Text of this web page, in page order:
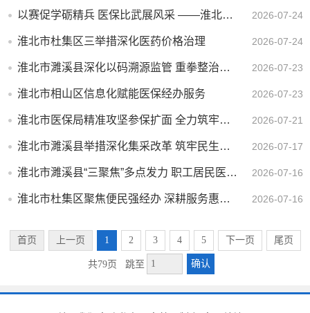
以赛促学砺精兵 医保比武展风采 ——淮北市医保系统练兵比武大赛圆满举办 2026-07-24
淮北市杜集区三举措深化医药价格治理 2026-07-24
淮北市濉溪县深化以码溯源监管 重拳整治药品回流乱象 2026-07-23
淮北市相山区信息化赋能医保经办服务 2026-07-23
淮北市医保局精准攻坚参保扩面 全力筑牢职工医保防线 2026-07-21
淮北市濉溪县举措深化集采改革 筑牢民生用药保障防线 2026-07-17
淮北市濉溪县“三聚焦”多点发力 职工居民医保参保扩面见实效 2026-07-16
淮北市杜集区聚焦便民强经办 深耕服务惠万家 2026-07-16
首页 上一页 1 2 3 4 5 下一页 尾页
共79页 跳至 确认